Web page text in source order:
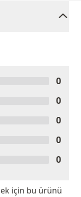
0
0
0
0
0
için bu ürünü